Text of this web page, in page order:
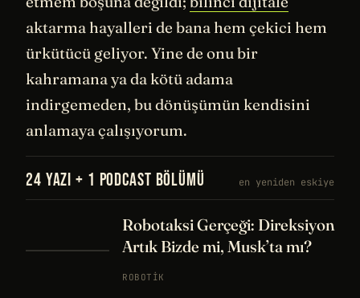
aktarma hayalleri de bana hem çekici hem
ürkütücü geliyor. Yine de onu bir
kahramana ya da kötü adama
indirgemeden, bu dönüşümün kendisini
anlamaya çalışıyorum.
24 YAZI + 1 PODCAST BÖLÜMÜ en yeniden eskiye
Robotaksi Gerçeği: Direksiyon
Artık Bizde mi, Musk’ta mı?
ROBOTIK